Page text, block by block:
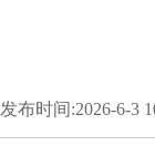
发布时间:2026-6-